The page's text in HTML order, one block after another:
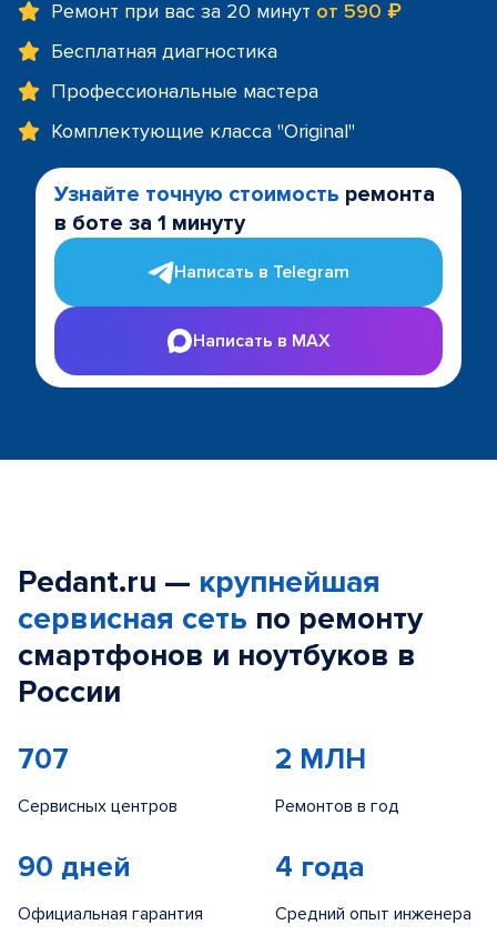
Ремонт при вас за 20 минут от 590 ₽
Бесплатная диагностика
Профессиональные мастера
Комплектующие класса "Original"
Узнайте точную стоимость ремонта
в боте за 1 минуту
Написать в Telegram
Написать в MAX
Pedant.ru — крупнейшая
сервисная сеть по ремонту
смартфонов и ноутбуков в
России
707
Сервисных центров
2 МЛН
Ремонтов в год
90 дней
Официальная гарантия
4 года
Средний опыт инженера